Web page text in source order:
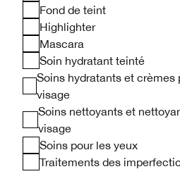
Fond de teint
Highlighter
Mascara
Soin hydratant teinté
Soins hydratants et crèmes
visage
Soins nettoyants et
visage
Soins pour les yeux
Traitements des